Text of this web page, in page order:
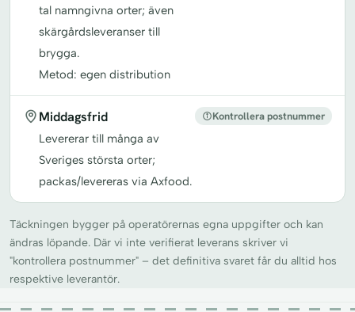
tal namngivna orter; även
skärgårdsleveranser till
brygga.
Metod: egen distribution
Middagsfrid
Levererar till många av
Sveriges största orter;
packas/levereras via Axfood.
Kontrollera postnummer
Täckningen bygger på operatörernas egna uppgifter och kan
ändras löpande. Där vi inte verifierat leverans skriver vi
"kontrollera postnummer" – det definitiva svaret får du alltid hos
respektive leverantör.